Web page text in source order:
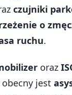
czujniki
o
ruchu.
oraz
jest